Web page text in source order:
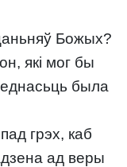
Божых?
які мог бы
была
грэх, каб
ад веры